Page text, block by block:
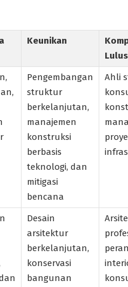
Keunikan
Pengembangan
struktur
berkelanjutan,
manajemen
konstruksi
berbasis
teknologi, dan
mitigasi
bencana
Ahli
Desain
arsitektur
berkelanjutan,
konservasi
bangunan